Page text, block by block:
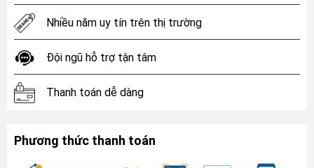
Nhiều năm uy tín trên thị trường
Đội ngũ hỗ trợ tận tâm
Thanh toán dễ dàng
Phương thức thanh toán